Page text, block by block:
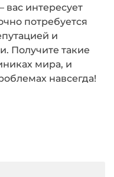
вас интересует
потребуется
и
Получите такие
мира, и
навсегда!